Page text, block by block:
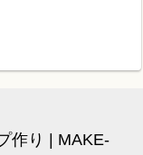
作り | MAKE-